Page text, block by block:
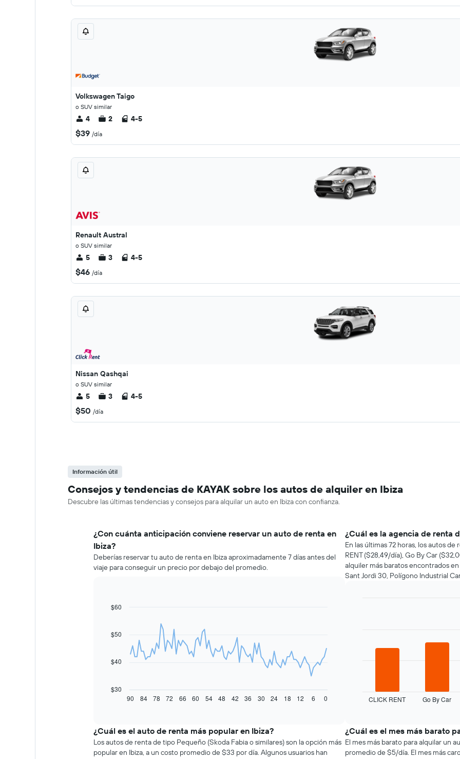
Volkswagen Taigo
o SUV similar
4 2 4-5
$39 /día
Renault Austral
o SUV similar
5 3 4-5
$46 /día
Nissan Qashqai
o SUV similar
5 3 4-5
$50 /día
Información útil
Consejos y tendencias de KAYAK sobre los autos de alquiler en Ibiza
Descubre las últimas tendencias y consejos para alquilar un auto en Ibiza con confianza.
¿Con cuánta anticipación conviene reservar un auto de renta en
Ibiza?
Deberías reservar tu auto de renta en Ibiza aproximadamente 7 días antes del
viaje para conseguir un precio por debajo del promedio.
Line
91
data
El
gráfico
muestra
el
precio
de
un
Chart
$30
$40
$50
$60
90 60 30 0
84 78 72 66 54 48 42 36 24 18 12 6
¿Cuál es la agencia de renta
En las últimas 72 horas, los autos
RENT ($28,49/día), Go By Car
alquiler más baratos encontrados en
Sant Jordi 30, Polígono Industrial
muestra
de
renta
de
CLICK RENT Go By Car
¿Cuál es el auto de renta más popular en Ibiza?
Los autos de renta de tipo Pequeño (Skoda Fabia o similares) son la opción más
popular en Ibiza, a un costo promedio de $33 por día. Algunos usuarios han
¿Cuál es el mes más barato
El mes más barato para alquilar un
promedio de $5/día. El mes más